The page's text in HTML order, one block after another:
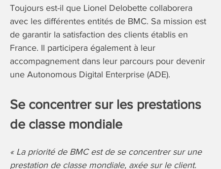
Toujours est-il que Lionel Delobette collaborera
avec les différentes entités de BMC. Sa mission est
de garantir la satisfaction des clients établis en
France. Il participera également à leur
accompagnement dans leur parcours pour devenir
une Autonomous Digital Enterprise (ADE).
Se concentrer sur les prestations
de classe mondiale
« La priorité de BMC est de se concentrer sur une
prestation de classe mondiale, axée sur le client.